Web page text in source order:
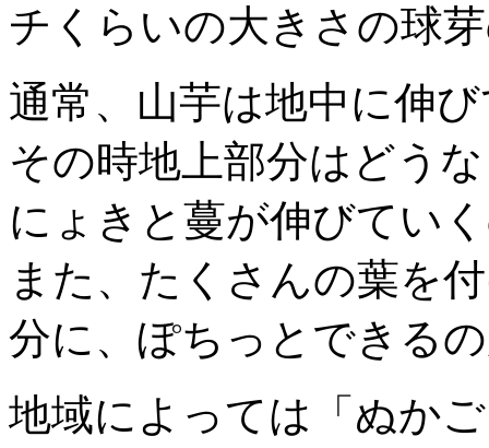
チくらいの大きさの球
通常、山芋は地中に伸
その時地上部分はどう
にょきと蔓が伸びてい
また、たくさんの葉を
分に、ぽちっとできる
地域によっては「ぬか